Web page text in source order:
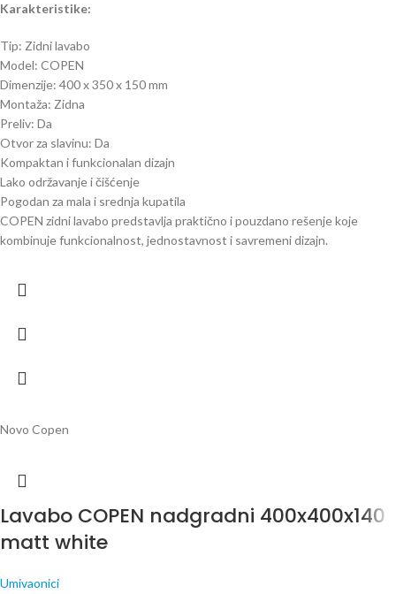
Karakteristike:
Tip: Zidni lavabo
Model: COPEN
Dimenzije: 400 x 350 x 150 mm
Montaža: Zidna
Preliv: Da
Otvor za slavinu: Da
Kompaktan i funkcionalan dizajn
Lako održavanje i čišćenje
Pogodan za mala i srednja kupatila
COPEN zidni lavabo predstavlja praktično i pouzdano rešenje koje
kombinuje funkcionalnost, jednostavnost i savremeni dizajn.
Novo Copen
Lavabo COPEN nadgradni 400x400x140
matt white
Umivaonici